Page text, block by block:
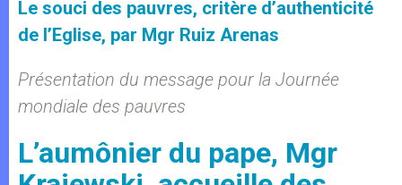
Le souci des pauvres, critère d’authenticité
de l’Eglise, par Mgr Ruiz Arenas
Présentation du message pour la Journée
mondiale des pauvres
L’aumônier du pape, Mgr